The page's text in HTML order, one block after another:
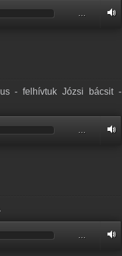
- felhívtuk Józsi bácsit -